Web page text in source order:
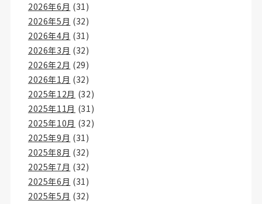
2026年6月 (31)
2026年5月 (32)
2026年4月 (31)
2026年3月 (32)
2026年2月 (29)
2026年1月 (32)
2025年12月 (32)
2025年11月 (31)
2025年10月 (32)
2025年9月 (31)
2025年8月 (32)
2025年7月 (32)
2025年6月 (31)
2025年5月 (32)